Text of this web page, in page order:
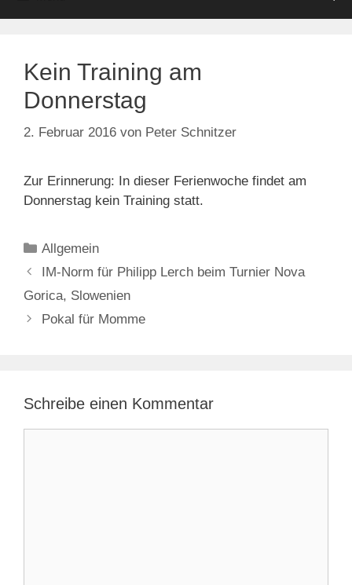
Kein Training am
Donnerstag
2. Februar 2016 von Peter Schnitzer
Zur Erinnerung: In dieser Ferienwoche findet am
Donnerstag kein Training statt.
Kategorien
Allgemein
IM-Norm für Philipp Lerch beim Turnier Nova
Gorica, Slowenien
Pokal für Momme
Schreibe einen Kommentar